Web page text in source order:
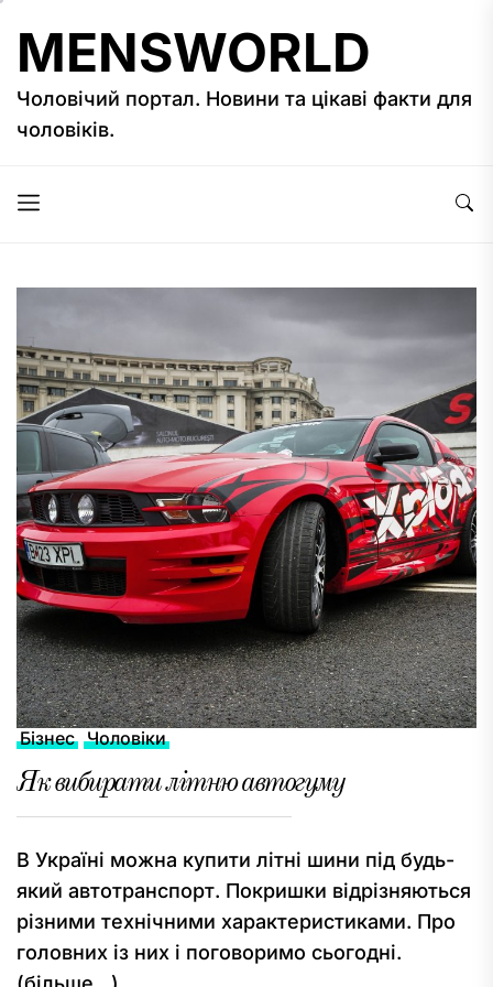
до
вмісту
MENSWORLD
Чоловічий портал. Новини та цікаві факти для
чоловіків.
Бізнес Чоловіки
Як вибирати літню автогуму
В Україні можна купити літні шини під будь-
який автотранспорт. Покришки відрізняються
різними технічними характеристиками. Про
головних із них і поговоримо сьогодні.